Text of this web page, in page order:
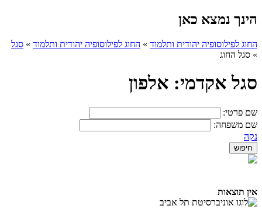
הינך נמצא כאן
החוג לפילוסופיה יהודית ותלמוד » החוג לפילוסופיה יהודית ותלמוד » סגל
» סגל החוג
סגל אקדמי: אלפון
שם פרטי:
שם משפחה:
נקה
אין תוצאות